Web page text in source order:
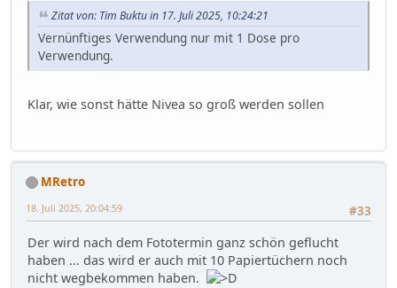
Zitat von: Tim Buktu in 17. Juli 2025, 10:24:21
Vernünftiges Verwendung nur mit 1 Dose pro
Verwendung.
Klar, wie sonst hätte Nivea so groß werden sollen
MRetro
#33
18. Juli 2025, 20:04:59
Der wird nach dem Fototermin ganz schön geflucht
haben ... das wird er auch mit 10 Papiertüchern noch
nicht wegbekommen haben.